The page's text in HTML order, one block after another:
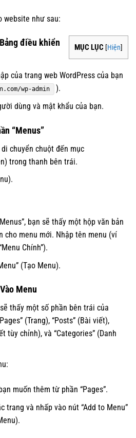
website như sau:
MỤC LỤC [Hiện]
điều khiển
của trang web WordPress của bạn
wp-admin
).
dùng và mật khẩu của bạn.
“Menus”
chuyển chuột đến mục
trong thanh bên trái.
bạn sẽ thấy một hộp văn bản
cho menu mới. Nhập tên menu (ví
Chính”).
(Tạo Menu).
Menu
thấy một số phần bên trái của
(Trang), “Posts” (Bài viết),
tùy chỉnh), và “Categories” (Danh
muốn thêm từ phần “Pages”.
trang và nhấp vào nút “Add to Menu”